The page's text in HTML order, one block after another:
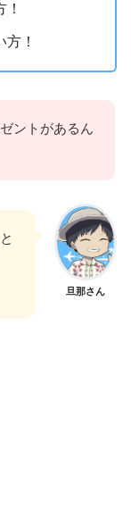
！
ントがあるん
旦那さん